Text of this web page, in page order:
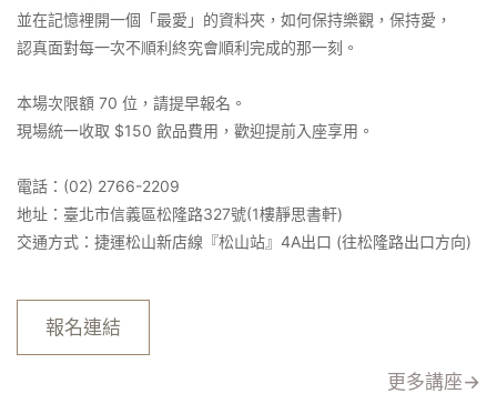
並在記憶裡開一個「最愛」的資料夾，如何保持樂觀，保持愛，
認真面對每一次不順利終究會順利完成的那一刻。
本場次限額 70 位，請提早報名。
現場統一收取 $150 飲品費用，歡迎提前入座享用。
電話：(02) 2766-2209
地址：臺北市信義區松隆路327號(1樓靜思書軒)
交通方式：捷運松山新店線『松山站』4A出口 (往松隆路出口方向)
報名連結
更多講座→